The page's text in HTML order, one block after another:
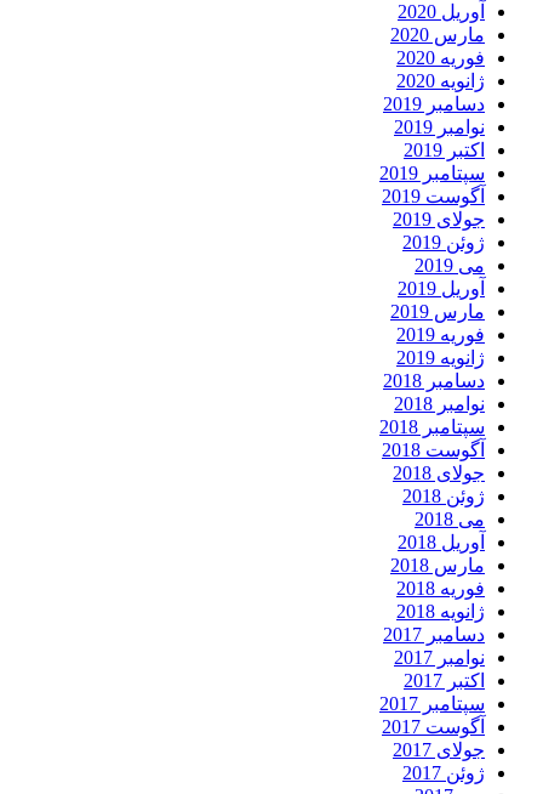
2020
2020
2020
2020
2019
2019
2019
2019
2019
2019
2019
2019
2019
2019
2019
2018
2018
2018
2018
2018
2018
2018
2018
2018
2018
2017
2017
2017
2017
2017
2017
2017